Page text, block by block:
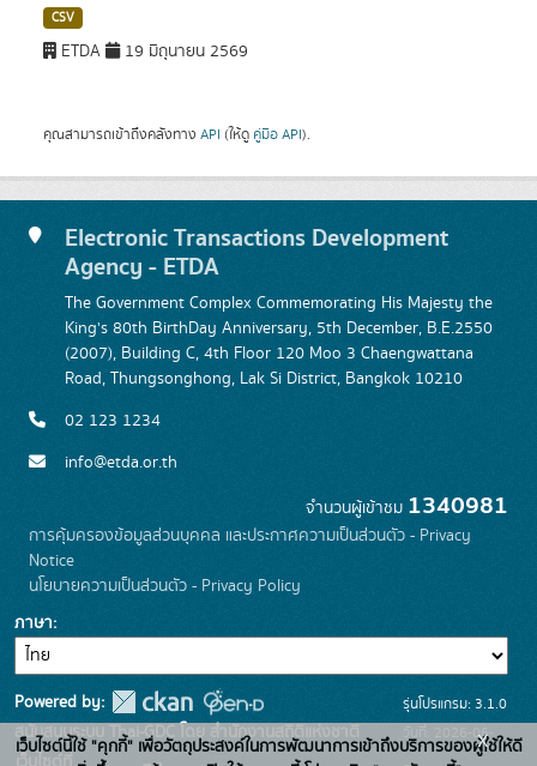
CSV
ETDA 19 มิถุนายน 2569
คุณสามารถเข้าถึงคลังทาง API (ให้ดู คู่มือ API).
Electronic Transactions Development
Agency - ETDA
The Government Complex Commemorating His Majesty the
King's 80th BirthDay Anniversary, 5th December, B.E.2550
(2007), Building C, 4th Floor 120 Moo 3 Chaengwattana
Road, Thungsonghong, Lak Si District, Bangkok 10210
02 123 1234
info@etda.or.th
จำนวนผู้เข้าชม 1340981
การคุ้มครองข้อมูลส่วนบุคคล และประกาศความเป็นส่วนตัว - Privacy
Notice
นโยบายความเป็นส่วนตัว - Privacy Policy
ภาษา
Powered by:
สนับสนุนระบบ Thai-GDC โดย สำนักงานสถิติแห่งชาติ
รุ่นโปรแกรม: 3.1.0
วันที่: 2026-06-
เว็บไซต์นี้ใช้ "คุกกี้" เพื่อวัตถุประสงค์ในการพัฒนาการเข้าถึงบริการของผู้ใช้ให้ดี
x